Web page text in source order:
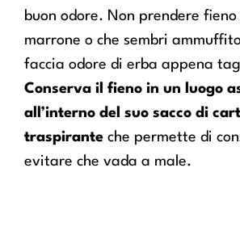
buon odore. Non prendere fieno
marrone o che sembri
faccia odore di erba appena
Conserva il fieno in un luogo
all’interno del suo sacco di
traspirante che permette di
evitare che vada a male.